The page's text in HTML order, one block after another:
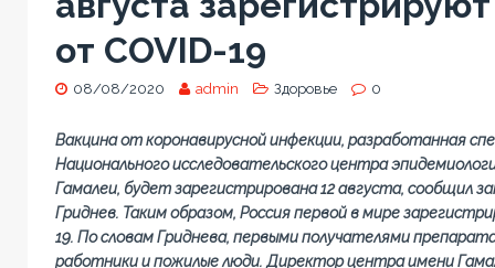
от COVID-19
08/08/2020 admin Здоровье 0
Вакцина от коронавирусной инфекции, разработанная
Национального исследовательского центра
Гамалеи, будет зарегистрирована 12 августа, сообщил
Гриднев. Таким образом, Россия первой в мире
19. По словам Гриднева, первыми получателями
работники и пожилые люди. Директор центра имени